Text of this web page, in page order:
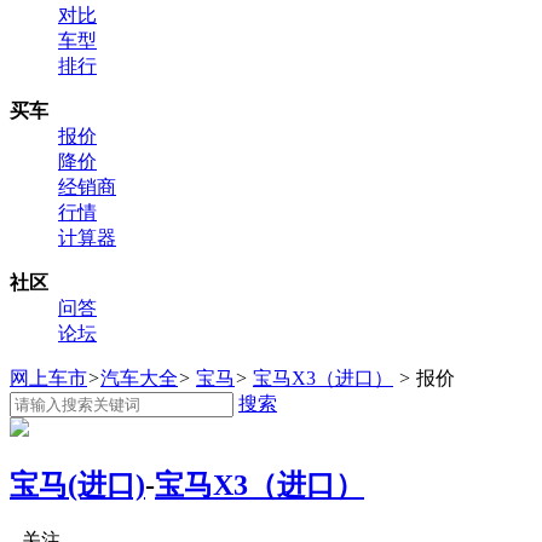
对比
车型
排行
买车
报价
降价
经销商
行情
计算器
社区
问答
论坛
网上车市>汽车大全> 宝马> 宝马X3（进口） > 报价
搜索
宝马(进口)-宝马X3（进口）